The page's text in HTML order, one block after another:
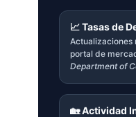
📈 Tasas de
Actualizaciones
portal de
Department of
🏡 Actividad